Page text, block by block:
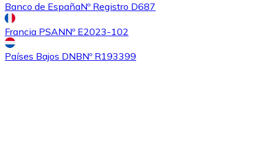
Comprar
tarjeta
Banco de EspañaNº Registro D687
Francia PSANNº E2023-102
Países Bajos DNBNº R193399